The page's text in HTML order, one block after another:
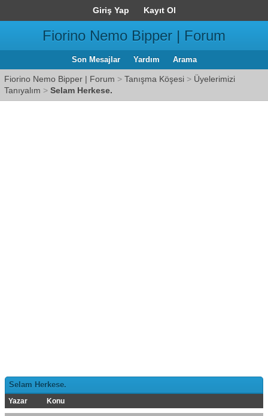
Giriş Yap Kayıt Ol
Fiorino Nemo Bipper | Forum
Son Mesajlar Yardım Arama
Fiorino Nemo Bipper | Forum > Tanışma Köşesi > Üyelerimizi
Tanıyalım > Selam Herkese.
Selam Herkese.
Yazar Konu